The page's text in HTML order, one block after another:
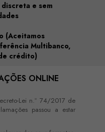
e sem
(Aceitamos
Multibanco,
crédito)
ONLINE
Lei n.º 74/2017 de
passou a estar